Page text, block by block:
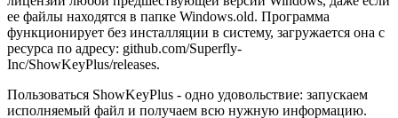
ее файлы находятся в папке Windows.old. Программа
функционирует без инсталляции в систему, загружается она с
ресурса по адресу: github.com/Superfly-
Inc/ShowKeyPlus/releases.
Пользоваться ShowKeyPlus - одно удовольствие: запускаем
исполняемый файл и получаем всю нужную информацию.